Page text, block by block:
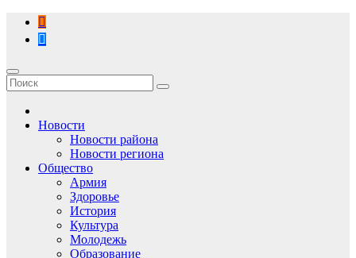
Перейти
содержимому
Новости
Новости района
Новости региона
Общество
Армия
Здоровье
История
Культура
Молодежь
Образование